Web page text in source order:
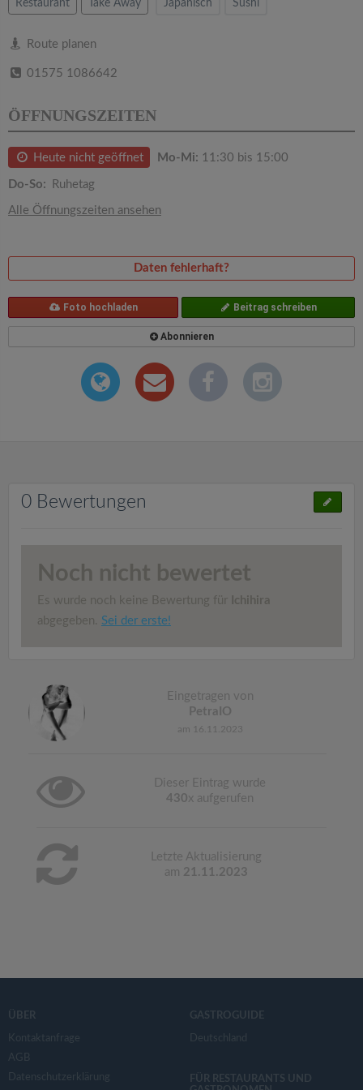
Restaurant Take Away Japanisch Sushi
Route planen
01575 1086642
ÖFFNUNGSZEITEN
Heute nicht geöffnet Mo-Mi: 11:30 bis 15:00
Do-So: Ruhetag
Alle Öffnungszeiten ansehen
Daten fehlerhaft?
Foto hochladen Beitrag schreiben
Abonnieren
0 Bewertungen
Noch nicht bewertet
Es wurde noch keine Bewertung für Ichihira
abgegeben. Sei der erste!
Eingetragen von
PetraIO
am 16.11.2023
Dieser Eintrag wurde
430x aufgerufen
Letzte Aktualisierung
am 21.11.2023
ÜBER
Kontaktanfrage
AGB
Datenschutzerklärung
GASTROGUIDE
Deutschland
FÜR RESTAURANTS UND
i
a
i
o
n